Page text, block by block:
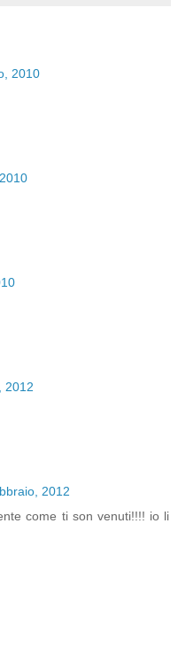
2010
2012
2012
come ti son venuti!!!! io li